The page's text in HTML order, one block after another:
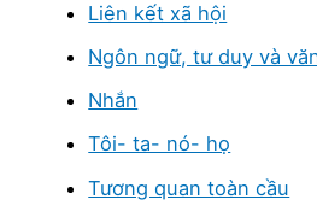
Liên kết xã hội
Ngôn ngữ, tư duy và
Nhắn
Tôi- ta- nó- họ
Tương quan toàn cầu